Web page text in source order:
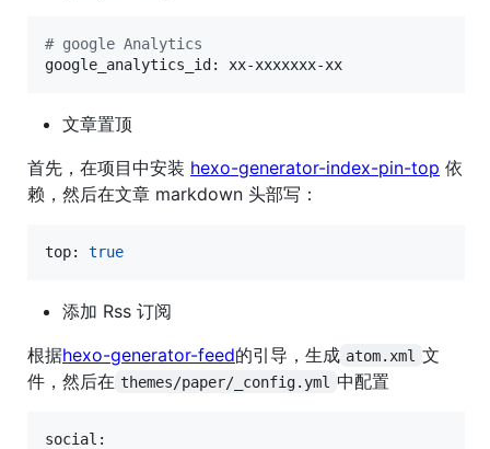
# google Analytics
google_analytics_id: xx-xxxxxxx-xx
文章置顶
首先，在项目中安装 hexo-generator-index-pin-top 依
赖，然后在文章 markdown 头部写：
top: true
添加 Rss 订阅
根据hexo-generator-feed的引导，生成 atom.xml 文
件，然后在 themes/paper/_config.yml 中配置
social: